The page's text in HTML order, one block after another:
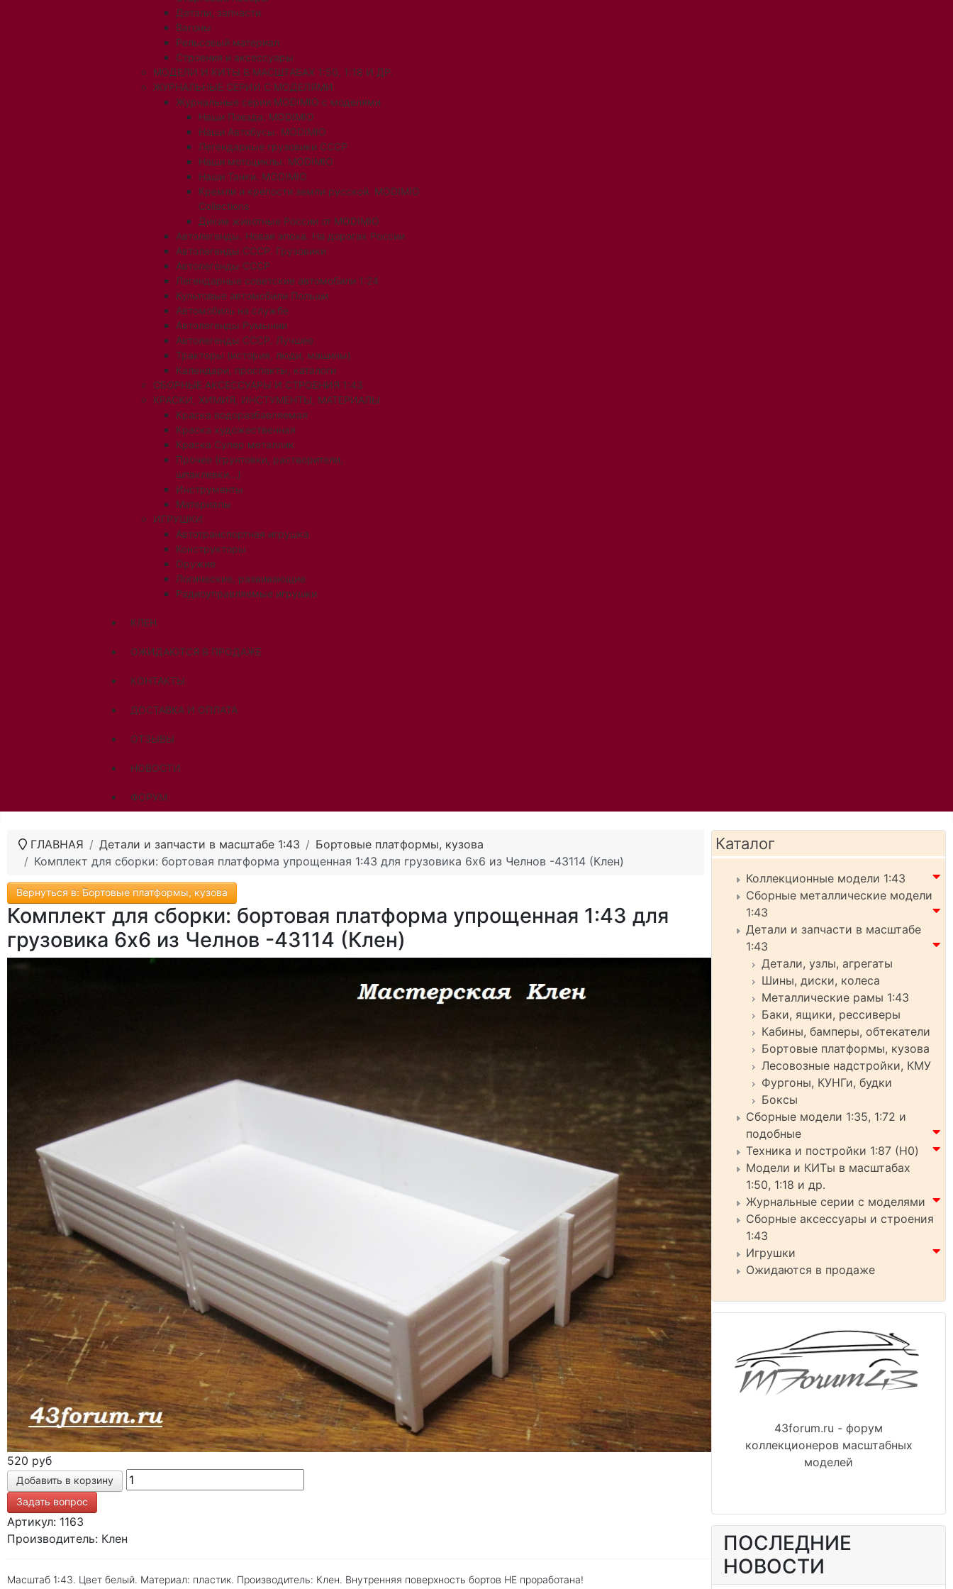
Детали, запчасти
Вагоны
Рельсовый материал
Строения и аксессуары
МОДЕЛИ И КИТЫ В МАСШТАБАХ 1:50, 1:18 И ДР.
ЖУРНАЛЬНЫЕ СЕРИИ С МОДЕЛЯМИ
Журнальные серии MODIMIO с моделями
Наши Поезда. MODIMIO
Наши Автобусы. MODIMIO
Легендарные грузовики СССР
Наши мотоциклы. MODIMIO
Наши Танки. MODIMIO
Кремли и крепости земли русской. MODIMIO
Collections
Дикие животные России от MODIMIO
Автолегенды. Новая эпоха. На дорогах России
Автолегенды СССР. Грузовики
Автолегенды СССР
Легендарные советские автомобили 1:24
Культовые автомобили Польши
Автомобиль на службе
Автолегенды Румынии
Автолегенды СССР. Лучшее
Тракторы (история, люди, машины)
Календари, проспекты, каталоги
СБОРНЫЕ АКСЕССУАРЫ И СТРОЕНИЯ 1:43
КРАСКИ, ХИМИЯ, ИНСТУМЕНТЫ, МАТЕРИАЛЫ
Краска водоразбавляемая
Краска художественная
Краска Супер металлик
Прочее (грунтовки, растворители,
шпаклевки...)
Инструменты
Материалы
ИГРУШКИ
Автотранспортная игрушка
Конструкторы
Оружие
Логические, развивающие
Радиоуправляемые игрушки
КЛЕН
ОЖИДАЮТСЯ В ПРОДАЖЕ
КОНТАКТЫ
ДОСТАВКА И ОПЛАТА
ОТЗЫВЫ
НОВОСТИ
ФОРУМ
ГЛАВНАЯ Детали и запчасти в масштабе 1:43
Бортовые платформы, кузова
Комплект для сборки: бортовая платформа упрощенная 1:43 для грузовика 6х6 из Челнов -43114 (Клен)
Вернуться в: Бортовые платформы, кузова
Комплект для сборки: бортовая платформа упрощенная 1:43 для
грузовика 6х6 из Челнов -43114 (Клен)
520 руб
Задать вопрос
Артикул: 1163
Производитель: Клен
Масштаб 1:43. Цвет белый. Материал: пластик. Производитель: Клен. Внутренняя поверхность бортов НЕ проработана!
Каталог
Коллекционные модели 1:43
Сборные металлические модели
1:43
Детали и запчасти в масштабе
1:43
Детали, узлы, агрегаты
Шины, диски, колеса
Металлические рамы 1:43
Баки, ящики, рессиверы
Кабины, бамперы, обтекатели
Бортовые платформы, кузова
Лесовозные надстройки, КМУ
Фургоны, КУНГи, будки
Боксы
Сборные модели 1:35, 1:72 и
подобные
Техника и постройки 1:87 (H0)
Модели и КИТы в масштабах
1:50, 1:18 и др.
Журнальные серии с моделями
Сборные аксессуары и строения
1:43
Игрушки
Ожидаются в продаже
43forum.ru - форум
коллекционеров масштабных
моделей
ПОСЛЕДНИЕ
НОВОСТИ